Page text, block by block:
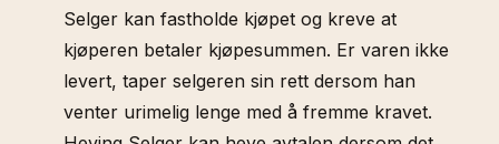
Selger kan fastholde kjøpet og kreve at
kjøperen betaler kjøpesummen. Er varen ikke
levert, taper selgeren sin rett dersom han
venter urimelig lenge med å fremme kravet.